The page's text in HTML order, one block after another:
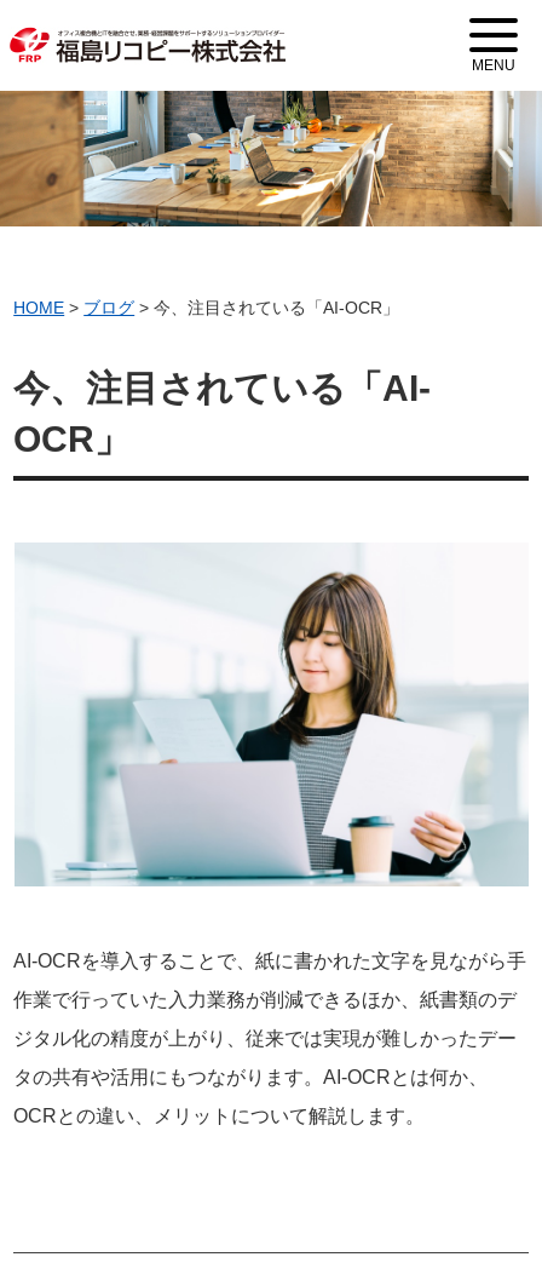
MENU
HOME > ブログ >今、注目されている「AI-OCR」
今、注目されている「AI-
OCR」
AI-OCRを導入することで、紙に書かれた文字を見ながら手
作業で行っていた入力業務が削減できるほか、紙書類のデ
ジタル化の精度が上がり、従来では実現が難しかったデー
タの共有や活用にもつながります。AI-OCRとは何か、
OCRとの違い、メリットについて解説します。